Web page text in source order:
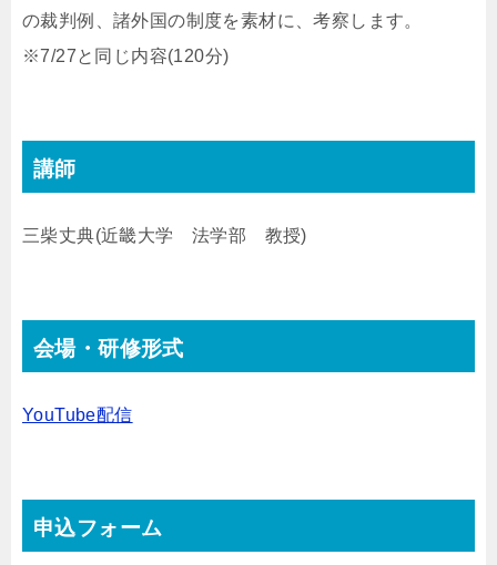
の裁判例、諸外国の制度を素材に、考察します。
※7/27と同じ内容(120分)
講師
三柴丈典(近畿大学 法学部 教授)
会場・研修形式
YouTube配信
申込フォーム